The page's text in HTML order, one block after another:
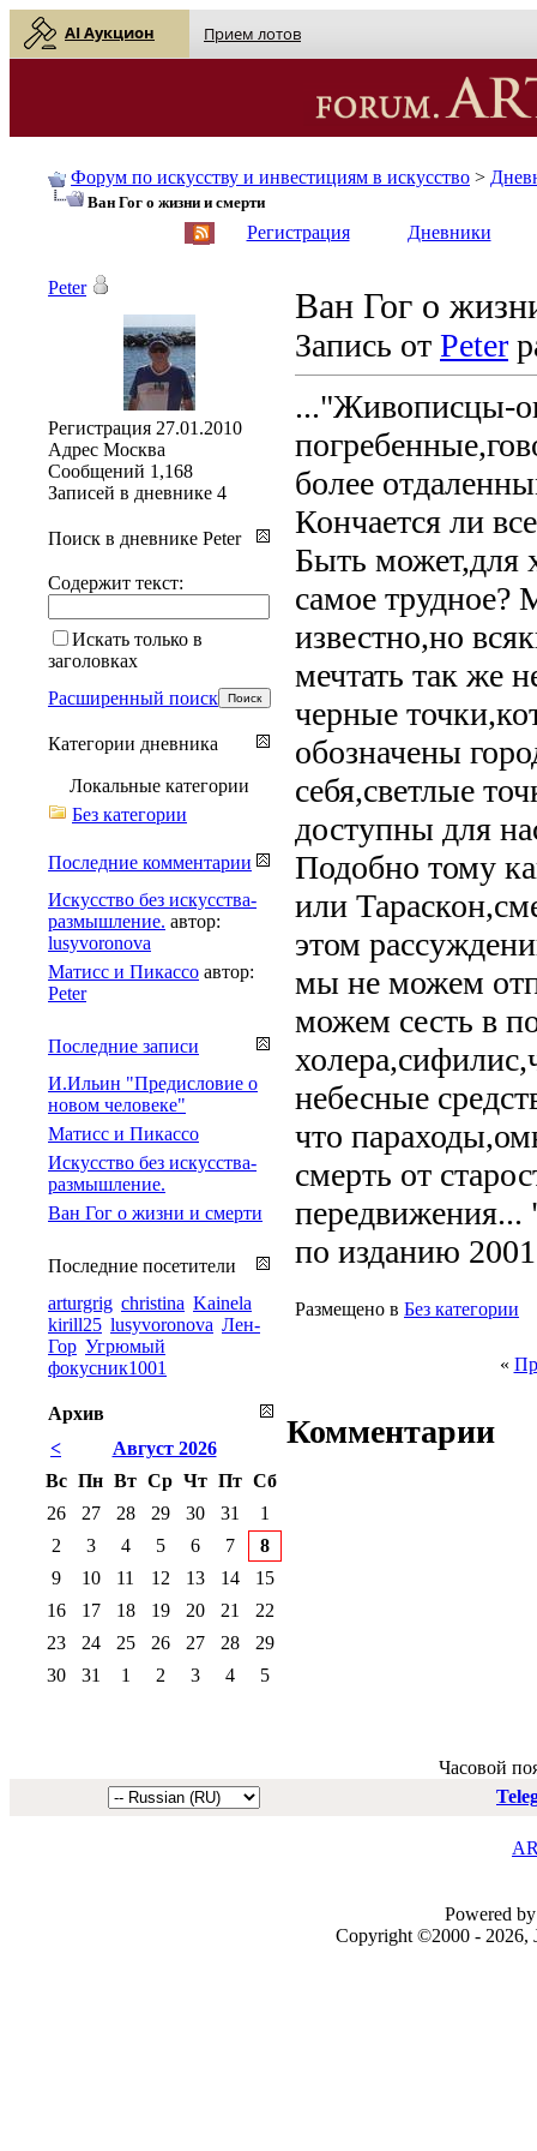
AI Аукцион Прием лотов
Форум по искусству и инвестициям в искусство >
Ван Гог о жизни и смерти
Регистрация Дневники
Ван Гог о
Запись от Peter
..."Живописцы-
более
Кончается ли
Быть может,для
самое трудное?
известно,но
мечтать так же
черные
обозначены
себя,светлые
доступны для
Подобно тому
или
этом
мы не можем
можем сесть в
небесные
что
смерть от
по изданию
Размещено в Без категории
«
Комментарии
Peter
Регистрация 27.01.2010
Адрес Москва
Сообщений 1,168
Записей в дневнике 4
Поиск в дневнике Peter
Содержит текст:
Искать только в
заголовках
Расширенный поиск
Категории дневника
Локальные категории
Без категории
Последние комментарии
Искусство без искусства-
размышление. автор:
lusyvoronova
Матисс и Пикассо автор:
Peter
Последние записи
И.Ильин "Предисловие о
новом человеке"
Матисс и Пикассо
Искусство без искусства-
размышление.
Ван Гог о жизни и смерти
Последние посетители
arturgrig christina Kainela
kirill25 lusyvoronova Лен-
Гор Угрюмый
фокусник1001
Архив
<
Август 2026
Вс Пн Вт Ср Чт Пт Сб
26
27 28 29 30 31
1
2
3 4 5 6 7
8
9
10 11 12 13 14
15
16
17 18 19 20 21
22
23
24 25 26 27 28
29
30
31 1 2 3 4 5
Часовой
Powered
Copyright ©2000 - 2026,